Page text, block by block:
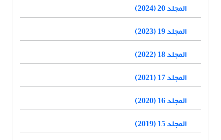
المجلد 20 (2024)
المجلد 19 (2023)
المجلد 18 (2022)
المجلد 17 (2021)
المجلد 16 (2020)
المجلد 15 (2019)